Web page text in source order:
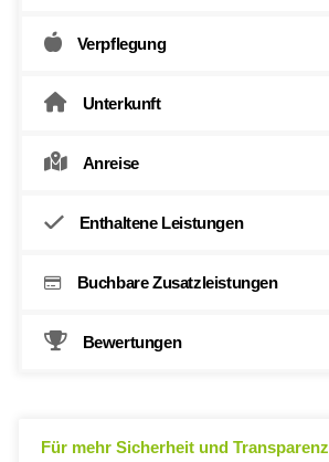
Verpflegung
Unterkunft
Anreise
Enthaltene Leistungen
Buchbare Zusatzleistungen
Bewertungen
Für mehr Sicherheit und Transparenz